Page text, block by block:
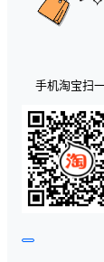
手机淘宝扫